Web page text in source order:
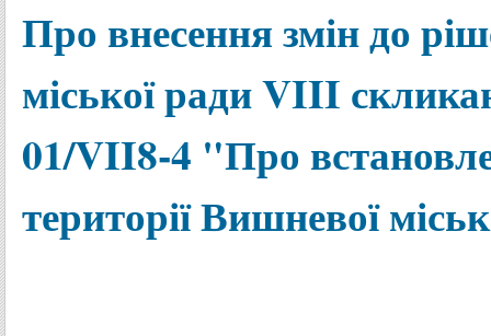
Про внесення змін до
міської ради VIII
01/VII8-4 "Про
території Вишневої